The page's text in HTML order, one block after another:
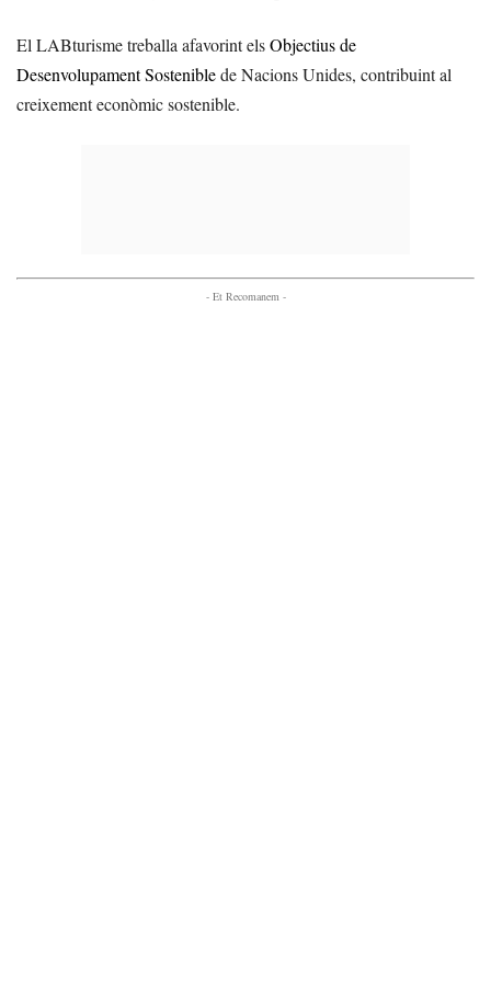
El LABturisme treballa afavorint elsObjectius de
Desenvolupament Sosteniblede Nacions Unides, contribuint al
creixement econòmic sostenible.
- Et Recomanem -